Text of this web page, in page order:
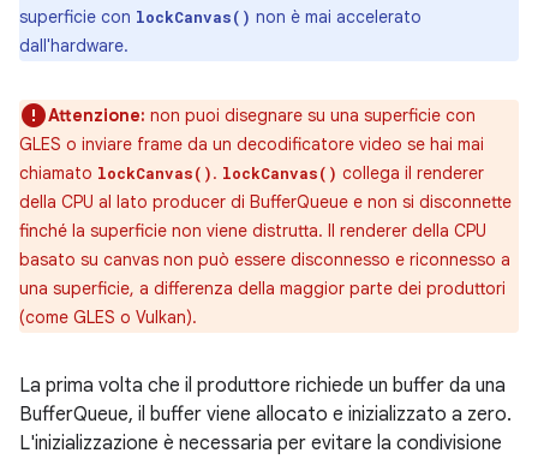
superficie con lockCanvas() non è mai accelerato
dall'hardware.
Attenzione: non puoi disegnare su una superficie con
GLES o inviare frame da un decodificatore video se hai mai
chiamato lockCanvas(). lockCanvas() collega il renderer
della CPU al lato producer di BufferQueue e non si disconnette
finché la superficie non viene distrutta. Il renderer della CPU
basato su canvas non può essere disconnesso e riconnesso a
una superficie, a differenza della maggior parte dei produttori
(come GLES o Vulkan).
La prima volta che il produttore richiede un buffer da una
BufferQueue, il buffer viene allocato e inizializzato a zero.
L'inizializzazione è necessaria per evitare la condivisione